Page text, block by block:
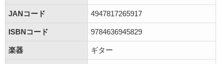
JANコード 4947817265917
ISBNコード 9784636945829
楽器 ギター